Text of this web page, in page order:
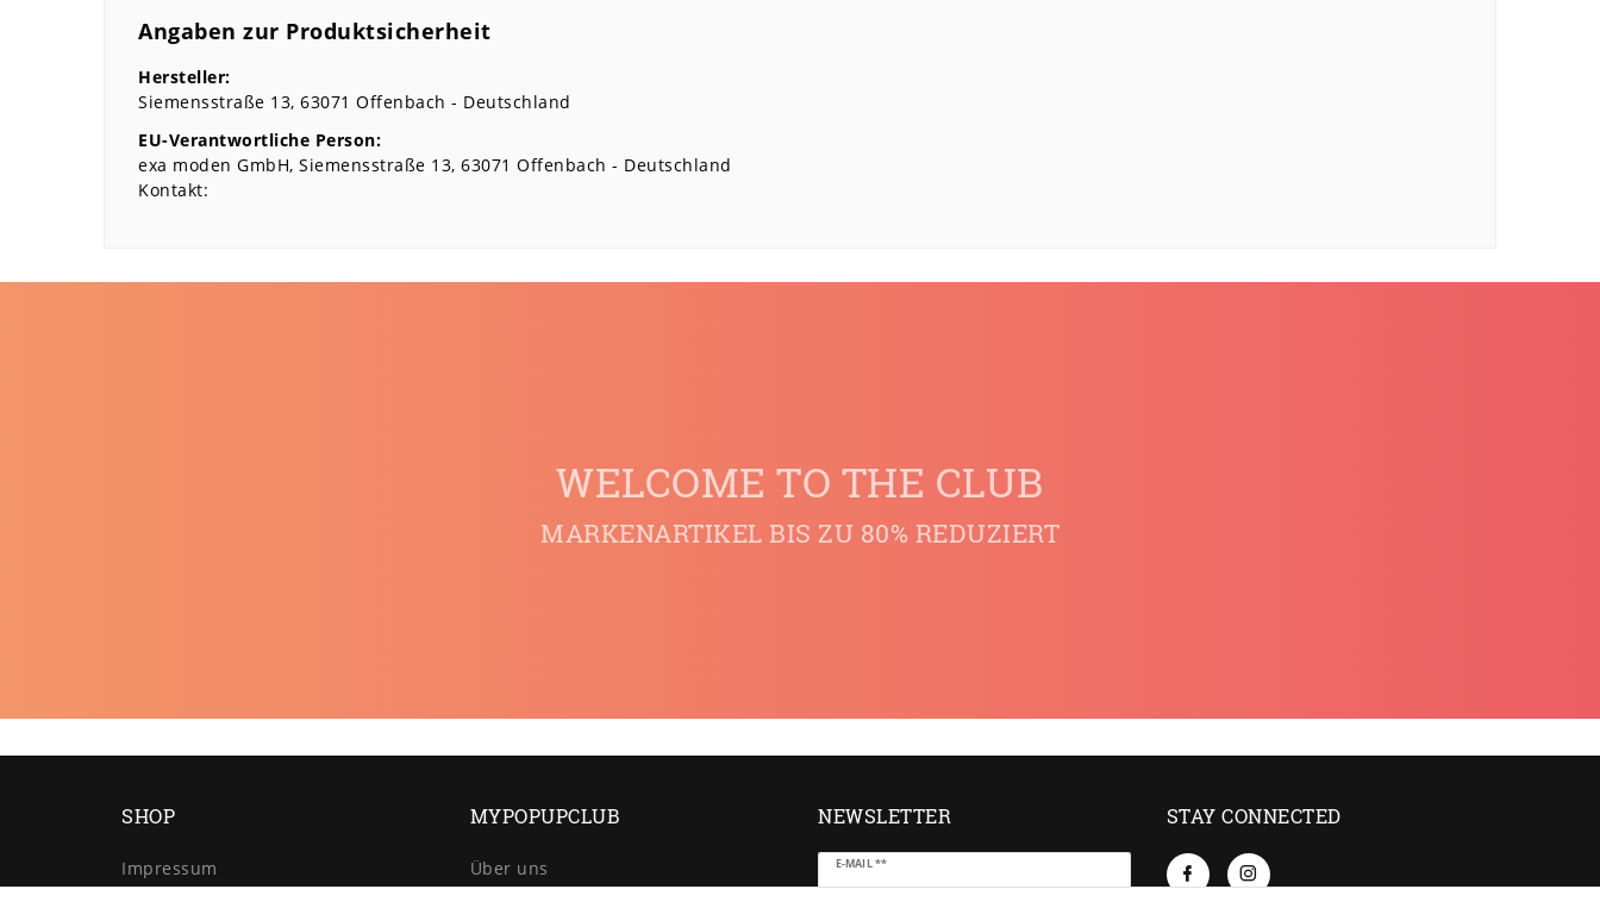
Angaben zur Produktsicherheit
Hersteller:
Siemensstraße 13 63071 Offenbach
Deutschland
EU-Verantwortliche Person:
exa moden GmbH Siemensstraße 13 63071 Offenbach
Deutschland
Kontakt:
WELCOME TO THE CLUB
MARKENARTIKEL BIS ZU 80% REDUZIERT
SHOP
Impressum
MYPOPUPCLUB
Über uns
NEWSLETTER
E-MAIL **
Newsletter
Honig
STAY CONNECTED